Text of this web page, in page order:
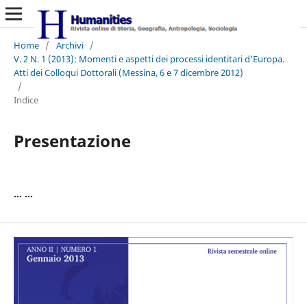
Home / Archivi /
V. 2 N. 1 (2013): Momenti e aspetti dei processi identitari d'Europa.
Atti dei Colloqui Dottorali (Messina, 6 e 7 dicembre 2012)
/
Indice
Presentazione
... ...